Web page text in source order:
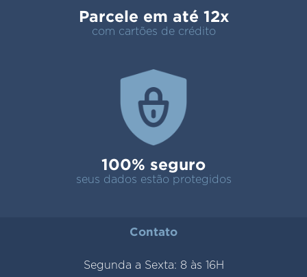
Parcele em até 12x
com cartões de crédito
100% seguro
seus dados estão protegidos
Contato
Segunda a Sexta: 8 às 16H